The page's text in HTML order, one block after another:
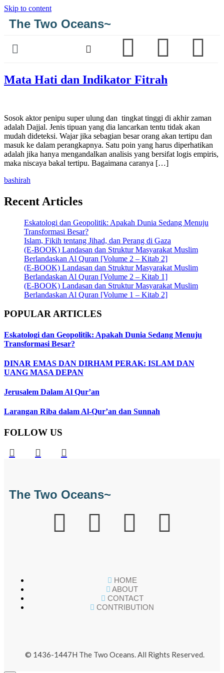
Skip to content
The Two Oceans~
Mata Hati dan Indikator Fitrah
Sosok aktor penipu super ulung dan tingkat tinggi di akhir zaman
adalah Dajjal. Jenis tipuan yang dia lancarkan tentu tidak akan
mudah dideteksi. Wajar jika sebagian besar orang akan tertipu dan
masuk ke dalam perangkapnya. Satu poin yang harus diperhatikan
adalah jika hanya mengandalkan analisis yang bersifat logis empiris,
maka niscaya bakal tertipu. Bagaimana caranya […]
bashirah
Recent Articles
Eskatologi dan Geopolitik: Apakah Dunia Sedang Menuju
Transformasi Besar?
Islam, Fikih tentang Jihad, dan Perang di Gaza
(E-BOOK) Landasan dan Struktur Masyarakat Muslim
Berlandaskan Al Quran [Volume 2 – Kitab 2]
(E-BOOK) Landasan dan Struktur Masyarakat Muslim
Berlandaskan Al Quran [Volume 2 – Kitab 1]
(E-BOOK) Landasan dan Struktur Masyarakat Muslim
Berlandaskan Al Quran [Volume 1 – Kitab 2]
POPULAR ARTICLES
Eskatologi dan Geopolitik: Apakah Dunia Sedang Menuju
Transformasi Besar?
DINAR EMAS DAN DIRHAM PERAK: ISLAM DAN
UANG MASA DEPAN
Jerusalem Dalam Al Qur’an
Larangan Riba dalam Al-Qur’an dan Sunnah
FOLLOW US
The Two Oceans~
HOME
ABOUT
CONTACT
CONTRIBUTION
© 1436-1447H The Two Oceans. All Rights Reserved.